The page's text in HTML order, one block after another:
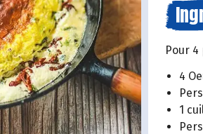
Pour
4
1